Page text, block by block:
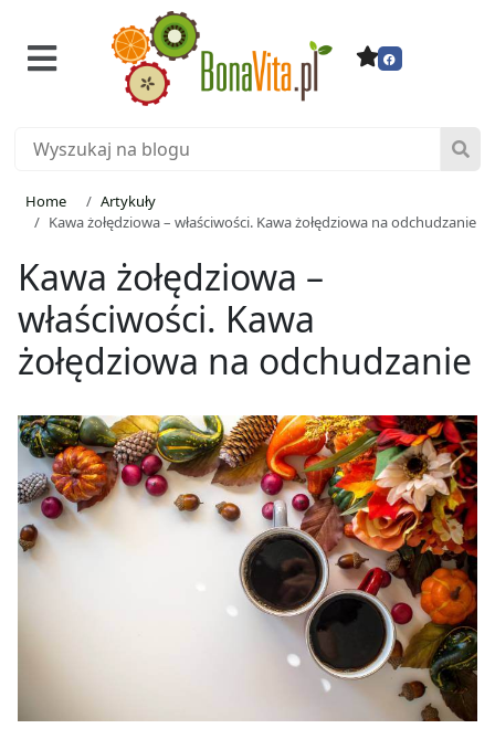
Home
Artykuły
Kawa żołędziowa – właściwości. Kawa żołędziowa na odchudzanie
Kawa żołędziowa –
właściwości. Kawa
żołędziowa na odchudzanie